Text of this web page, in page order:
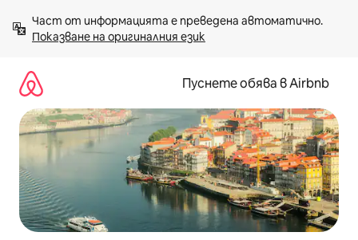
към
съдържанието
Показване на оригиналния език
Пуснете обява в Airbnb